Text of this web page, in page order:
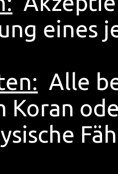
eines
Alle
Koran